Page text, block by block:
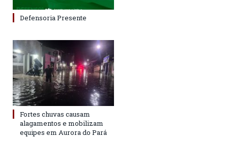
Defensoria Presente
Fortes chuvas causam
alagamentos e mobilizam
equipes em Aurora do Pará